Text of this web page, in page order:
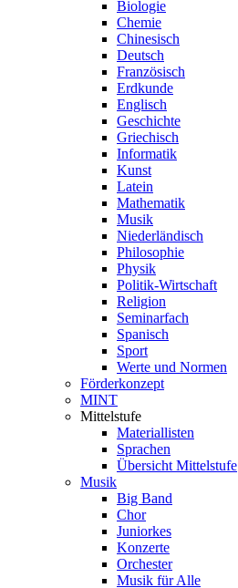
Biologie
Chemie
Chinesisch
Deutsch
Französisch
Erdkunde
Englisch
Geschichte
Griechisch
Informatik
Kunst
Latein
Mathematik
Musik
Niederländisch
Philosophie
Physik
Politik-Wirtschaft
Religion
Seminarfach
Spanisch
Sport
Werte und Normen
Förderkonzept
MINT
Mittelstufe
Materiallisten
Sprachen
Übersicht Mittelstufe
Musik
Big Band
Chor
Juniorkes
Konzerte
Orchester
Musik für Alle